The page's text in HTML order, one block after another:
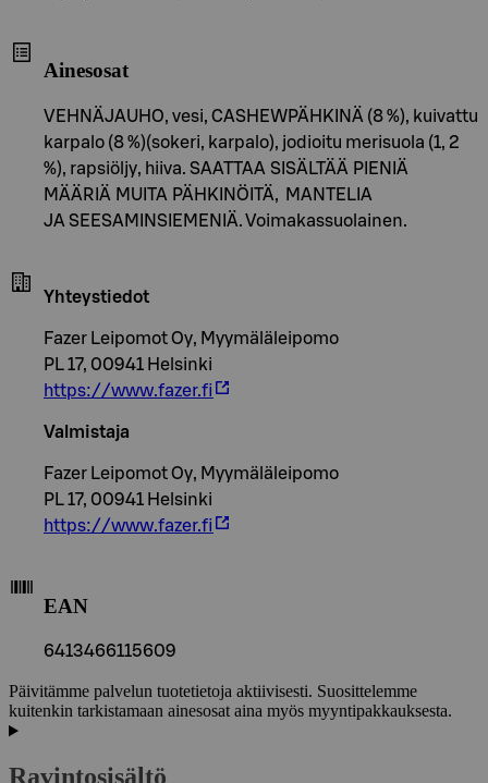
Ainesosat
VEHNÄJAUHO, vesi, CASHEWPÄHKINÄ (8 %), kuivattu
karpalo (8 %)(sokeri, karpalo), jodioitu merisuola (1, 2
%), rapsiöljy, hiiva. SAATTAA SISÄLTÄÄ PIENIÄ
MÄÄRIÄ MUITA PÄHKINÖITÄ, MANTELIA
JA SEESAMINSIEMENIÄ. Voimakassuolainen.
Yhteystiedot
Fazer Leipomot Oy, Myymäläleipomo
PL 17, 00941 Helsinki
https://www.fazer.fi
Valmistaja
Fazer Leipomot Oy, Myymäläleipomo
PL 17, 00941 Helsinki
https://www.fazer.fi
EAN
6413466115609
Päivitämme palvelun tuotetietoja aktiivisesti. Suosittelemme
kuitenkin tarkistamaan ainesosat aina myös myyntipakkauksesta.
Ravintosisältö